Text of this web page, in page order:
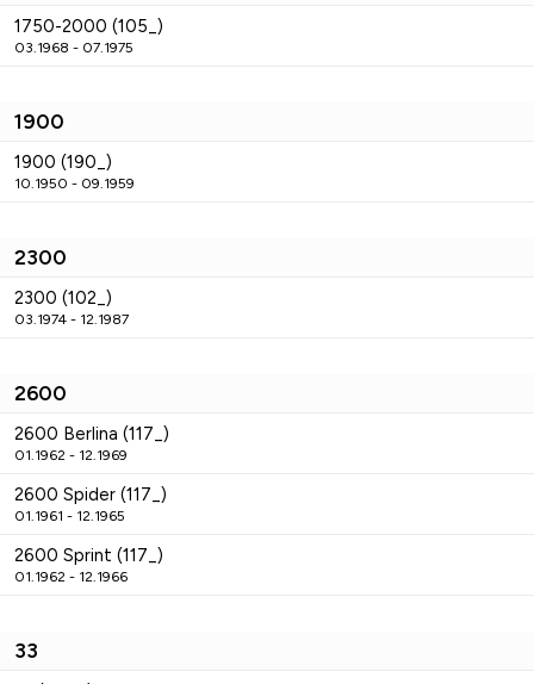
1750-2000 (105_)
03.1968 - 07.1975
1900
1900 (190_)
10.1950 - 09.1959
2300
2300 (102_)
03.1974 - 12.1987
2600
2600 Berlina (117_)
01.1962 - 12.1969
2600 Spider (117_)
01.1961 - 12.1965
2600 Sprint (117_)
01.1962 - 12.1966
33